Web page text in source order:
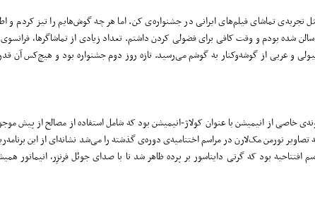
مثل تجربه‌ی تماشای فیلم‌های ایرانی در جشنواره‌ی کن. اما هر چه گوش‌هایم را تیز کردم و
شده بودم و وقت کافی برای فضولی کردن داشتم. تعداد زیادی از تماشاگرها،
و عربی از گوشه‌وکنار به گوشم می‌رسید. تازه روز دوم جشنواره بود و هیچ‌کس آن
خاصی از انیمیشن با عنوان کولاژ-انیمیشن بود که شامل استفاده از مصالح از پیش
نورمن مک‌لارن در مراسم اختتامیه‌ی دوره‌ی گذشته را می‌شد ‌نشانه‌ای از این
بود که گرتی دایناسور بر پرده ظاهر شد تا با صدای جوئل فرنزِر، انیماتور